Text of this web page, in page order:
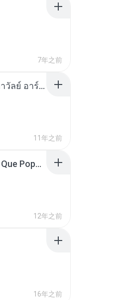
7年之前
โอเคป่ะ (Yes or No) Feat. นุช วิลาวัลย์ อาร์สยาม - Flame.mp3
11年之前
MC Boladinho - Que Popo esse Que Popo Gigante (DjWn) (áudio Oficial).mp3
12年之前
16年之前